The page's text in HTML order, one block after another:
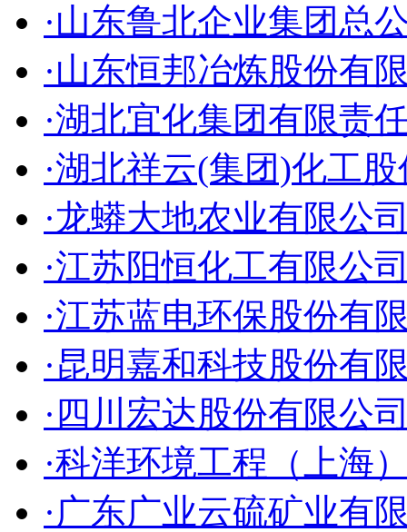
·山东鲁北企业集团总
·山东恒邦冶炼股份有
·湖北宜化集团有限责
·湖北祥云(集团)化工
·龙蟒大地农业有限公
·江苏阳恒化工有限公
·江苏蓝电环保股份有
·昆明嘉和科技股份有
·四川宏达股份有限公
·科洋环境工程（上海
·广东广业云硫矿业有